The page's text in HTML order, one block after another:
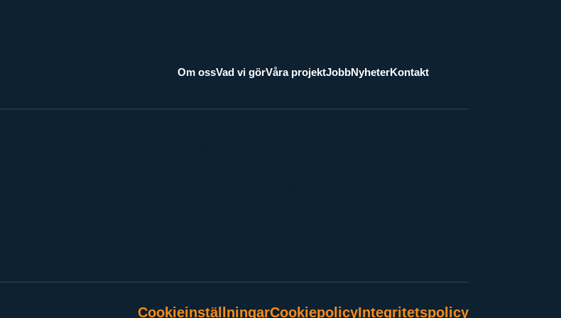
Om ossVad vi görVåra projektJobbNyheterKontakt
CookieinställningarCookiepolicyIntegritetspolicy